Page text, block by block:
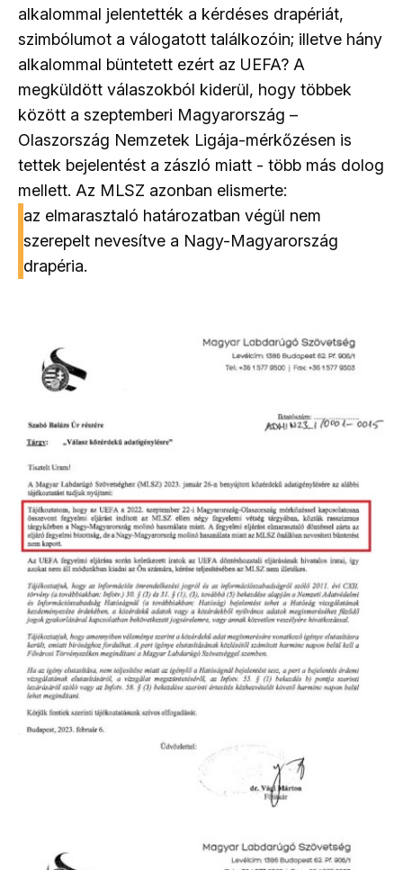
alkalommal jelentették a kérdéses drapériát,
szimbólumot a válogatott találkozóin; illetve hány
alkalommal büntetett ezért az UEFA? A
megküldött válaszokból kiderül, hogy többek
között a szeptemberi Magyarország –
Olaszország Nemzetek Ligája-mérkőzésen is
tettek bejelentést a zászló miatt - több más dolog
mellett. Az MLSZ azonban elismerte:
az elmarasztaló határozatban végül nem
szerepelt nevesítve a Nagy-Magyarország
drapéria.